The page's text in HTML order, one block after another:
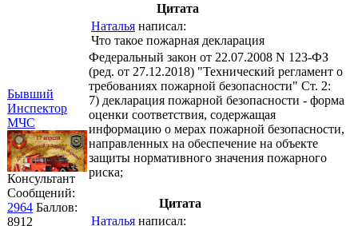
Бывший
Инспектор
МЧС
Консультант
Сообщений:
2964 Баллов:
8912
Цитата
Наталья написал:
Что такое пожарная декларация
Федеральный закон от 22.07.2008 N 123-ФЗ
(ред. от 27.12.2018) "Технический регламент о
требованиях пожарной безопасности" Ст. 2:
7) декларация пожарной безопасности - форма
оценки соответствия, содержащая
информацию о мерах пожарной безопасности,
направленных на обеспечение на объекте
защиты нормативного значения пожарного
риска;
Цитата
Наталья написал: